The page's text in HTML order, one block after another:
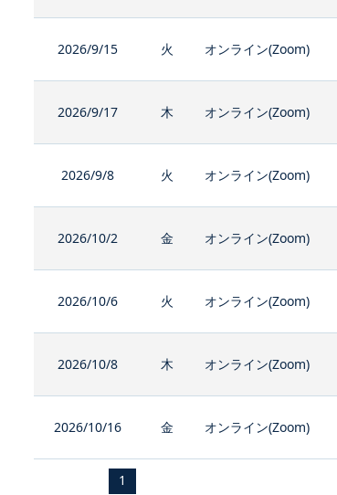
2026/9/15 火 オンライン(Zoom)
2026/9/17 木 オンライン(Zoom)
2026/9/8 火 オンライン(Zoom)
2026/10/2 金 オンライン(Zoom)
2026/10/6 火 オンライン(Zoom)
2026/10/8 木 オンライン(Zoom)
2026/10/16 金 オンライン(Zoom)
1